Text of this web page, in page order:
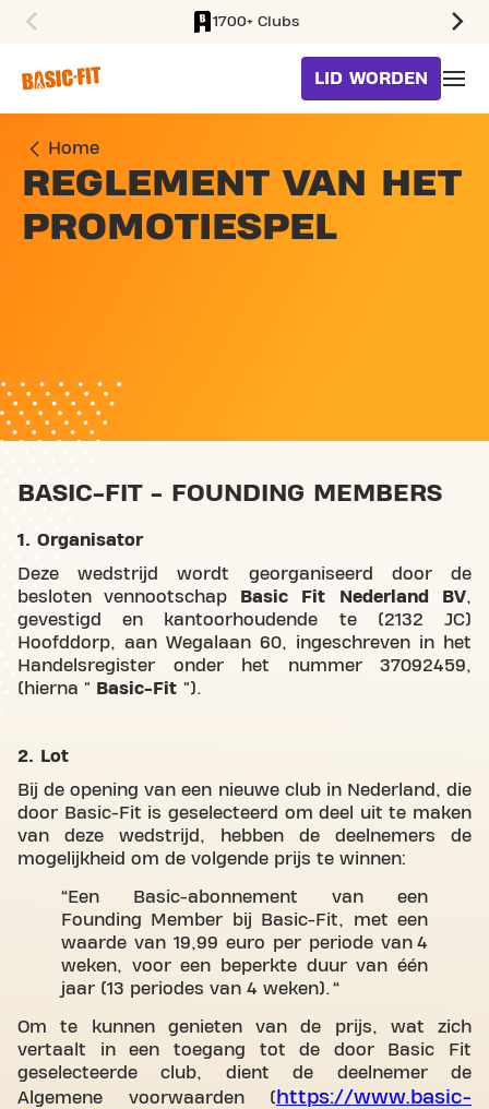
1700+ Clubs
LID WORDEN
Home
REGLEMENT VAN HET
PROMOTIESPEL
BASIC-FIT - FOUNDING MEMBERS
1. Organisator
Deze wedstrijd wordt georganiseerd door de
besloten vennootschap
Basic Fit Nederland BV,
gevestigd en kantoorhoudende te (2132 JC)
Hoofddorp, aan Wegalaan 60, ingeschreven in het
Handelsregister onder het nummer 37092459,
(hierna " Basic-Fit ").
2. Lot
Bij de opening van een nieuwe club in Nederland, die
door Basic-Fit is geselecteerd om deel uit te maken
van deze wedstrijd, hebben de deelnemers de
mogelijkheid om de volgende prijs te winnen:
Een Basic-abonnement van een
Founding Member bij Basic-Fit, met een
waarde van 19,99 euro per periode van 4
weken, voor een beperkte duur van één
jaar (13 periodes van 4 weken).
Om te kunnen genieten van de prijs, wat zich
vertaalt in een toegang tot de door Basic Fit
geselecteerde club, dient de deelnemer de
Algemene voorwaarden ( https://www.basic-